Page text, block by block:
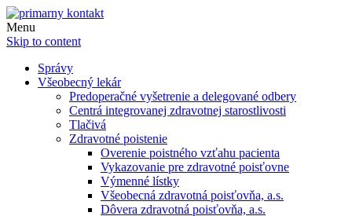
Menu
Skip to content
Správy
Všeobecný lekár
Predoperačné vyšetrenie a delegované odbery
Centrá integrovanej zdravotnej starostlivosti
Tlačivá
Zdravotné poistenie
Overenie poistného vzťahu pacienta
Vykazovanie pre zdravotné poisťovne
Výmenné lístky
Všeobecná zdravotná poisťovňa, a.s.
Dôvera zdravotná poisťovňa, a.s.